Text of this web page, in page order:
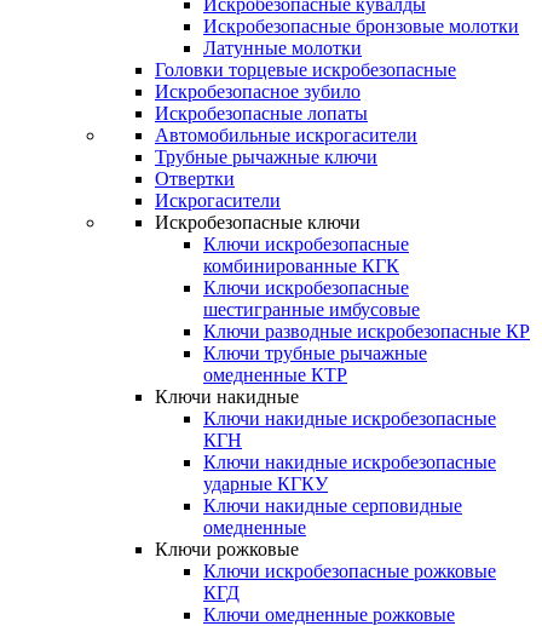
Искробезопасные кувалды
Искробезопасные бронзовые молотки
Латунные молотки
Головки торцевые искробезопасные
Искробезопасное зубило
Искробезопасные лопаты
Автомобильные искрогасители
Трубные рычажные ключи
Отвертки
Искрогасители
Искробезопасные ключи
Ключи искробезопасные
комбинированные КГК
Ключи искробезопасные
шестигранные имбусовые
Ключи разводные искробезопасные КР
Ключи трубные рычажные
омедненные КТР
Ключи накидные
Ключи накидные искробезопасные
КГН
Ключи накидные искробезопасные
ударные КГКУ
Ключи накидные серповидные
омедненные
Ключи рожковые
Ключи искробезопасные рожковые
КГД
Ключи омедненные рожковые